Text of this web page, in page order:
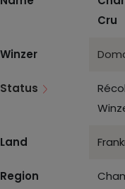
Cru
Winzer
Status
Land
Region